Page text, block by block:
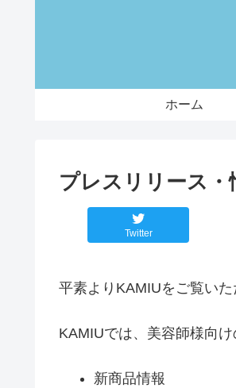
ホーム
プレスリリース・
Twitter
平素よりKAMIUをご覧い
KAMIUでは、美容師様向
新商品情報